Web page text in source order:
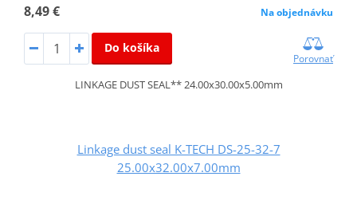
8,49 € Na objednávku
Do košíka
Porovnať
LINKAGE DUST SEAL** 24.00x30.00x5.00mm
Linkage dust seal K-TECH DS-25-32-7
25.00x32.00x7.00mm